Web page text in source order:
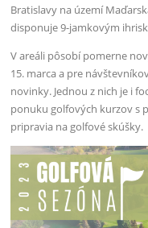
Bratislavy na území
disponuje 9-jamkovým
V areáli pôsobí pomerne
15. marca a pre
novinky. Jednou z nich je i
ponuku golfových kurzov s
pripravia na golfové skúšky.